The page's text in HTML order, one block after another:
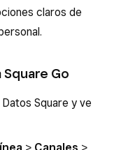
claros de
Go
Square y ve